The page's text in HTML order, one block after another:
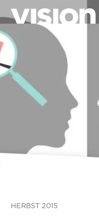
zum
Inhalt
HERBST 2015